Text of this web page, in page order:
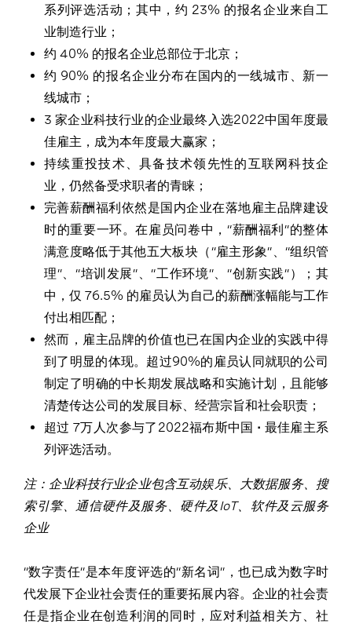
系列评选活动；其中，约 23% 的报名企业来自工
业制造行业；
约 40% 的报名企业总部位于北京；
约 90% 的报名企业分布在国内的一线城市、新一
线城市；
3 家企业科技行业的企业最终入选2022中国年度最
佳雇主，成为本年度最大赢家；
持续重投技术、具备技术领先性的互联网科技企
业，仍然备受求职者的青睐；
完善薪酬福利依然是国内企业在落地雇主品牌建设
时的重要一环。在雇员问卷中，“薪酬福利”的整体
满意度略低于其他五大板块（“雇主形象”、“组织管
理”、“培训发展”、“工作环境”、“创新实践”）；其
中，仅 76.5% 的雇员认为自己的薪酬涨幅能与工作
付出相匹配；
然而，雇主品牌的价值也已在国内企业的实践中得
到了明显的体现。超过90%的雇员认同就职的公司
制定了明确的中长期发展战略和实施计划，且能够
清楚传达公司的发展目标、经营宗旨和社会职责；
超过 7万人次参与了2022福布斯中国 • 最佳雇主系
列评选活动。
注：企业科技行业企业包含互动娱乐、大数据服务、搜
索引擎、通信硬件及服务、硬件及IoT、软件及云服务
企业
“数字责任”是本年度评选的“新名词”，也已成为数字时
代发展下企业社会责任的重要拓展内容。企业的社会责
任是指企业在创造利润的同时，应对利益相关方、社